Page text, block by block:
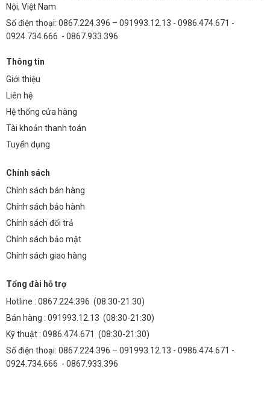
Nội, Việt Nam
Số điện thoại: 0867.224.396 – 091993.12.13 - 0986.474.671 -
0924.734.666 - 0867.933.396
Thông tin
Giới thiệu
Liên hệ
Hệ thống cửa hàng
Tài khoản thanh toán
Tuyển dụng
Chính sách
Chính sách bán hàng
Chính sách bảo hành
Chính sách đổi trả
Chính sách bảo mật
Chính sách giao hàng
Tổng đài hỗ trợ
Hotline : 0867.224.396 (08:30-21:30)
Bán hàng : 091993.12.13 (08:30-21:30)
Kỹ thuật : 0986.474.671 (08:30-21:30)
Số điện thoại: 0867.224.396 – 091993.12.13 - 0986.474.671 -
0924.734.666 - 0867.933.396